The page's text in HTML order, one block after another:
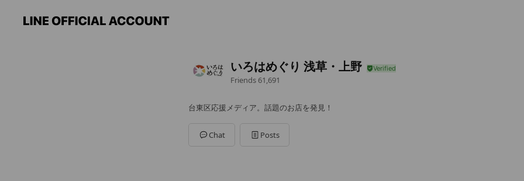
いろはめぐり 浅草・上野
Friends 61,691
台東区応援メディア。話題のお店を発見！
Chat Posts